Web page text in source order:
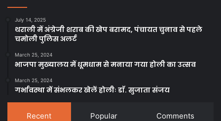
July 14, 2025
थराली में अंग्रेजी शराब की खेप बरामद, पंचायत चुनाव से पहले
चमोली पुलिस अलर्ट
March 25, 2024
भाजपा मुख्यालय में धूमधाम से मनाया गया होली का उत्सव
March 25, 2024
गर्भावस्था में संभलकर खेलें होलीः डाॅ. सुजाता संजय
Recent Popular Comments